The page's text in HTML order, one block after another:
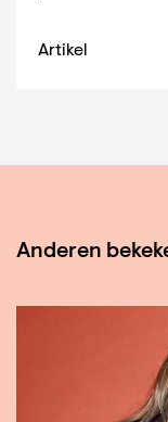
Artikel
Anderen